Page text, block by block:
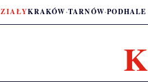
KRAKÓW·TARNÓW·PODHALE